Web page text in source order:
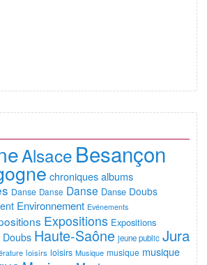
Alsace Besançon
chroniques albums
Danse Danse Danse Danse Doubs
Environnement Evénements
Expositions Expositions
Doubs Haute-Saône jeune public Jura
loisirs loisirs Musique musique musique